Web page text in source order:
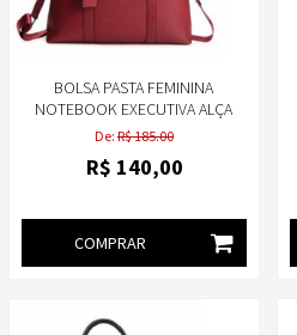
BOLSA PASTA FEMININA
NOTEBOOK EXECUTIVA ALÇA
TIRACOLO PU SAFFIANO -
De: R$ 185.00
R$ 140,00
COMPRAR